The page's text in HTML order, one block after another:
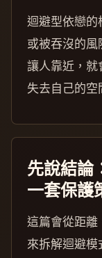
迴避型依戀的
或被吞沒的風
讓人靠近，就
失去自己的空
先說結論
一套保護
這篇會從距離
來拆解迴避